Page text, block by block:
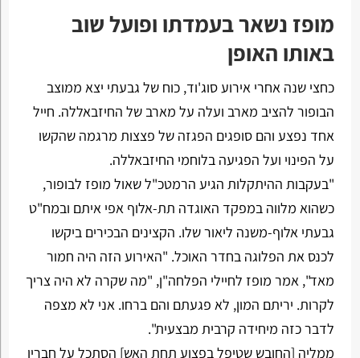
מופז נשאר בעמדתו ופועל שוב
באותו האופן
כחצי שנה אחרי אירוע סוג'וד, כוח של גבעתי יצא ממוצב
הבופור להציב מארב ועלה על מארב של החיזבאללה. חייל
אחד נפצע והם סופגים הפגזה של פצצות מרגמה שהקשו
על הפינוי ועל הפגיעה בלוחמי החיזבאללה.
"בעקבות ההיתקלות הגיע הרמטכ"ל שאול מופז לבופור,
כשהוא מלווה במפקד האוגדה תת-אלוף אפי איתם ובמח"ט
גבעתי אלוף-משנה ליאור שלו. הקצינים הבכירים ביקשו
לכנס את הפלוגה בחדר האוכל. "האירוע הזה היה חמור
מאד", אמר מופז לחיילי הפלחה"ן, "מה שקרה לא היה צריך
לקרות. יריתם המון, לא פגעתם והם ברחו. אני לא מצפה
לדבר כזה מיחידה קרבית מבצעית".
ממליה [החובש שטיפל בפצוע תחת האש] הסתכל על חבריו